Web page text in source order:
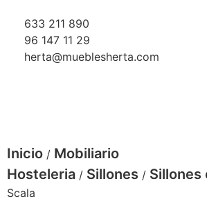
633 211 890
96 147 11 29
herta@mueblesherta.com
Inicio / Mobiliario
Hosteleria / Sillones / Sillones
Scala